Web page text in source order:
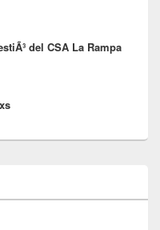
del CSA La Rampa